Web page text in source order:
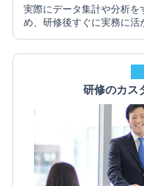
実際にデータ集計や分析
め、研修後すぐに実務に活
研修のカス